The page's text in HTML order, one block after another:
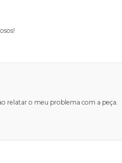
relatar o meu problema com a peça.